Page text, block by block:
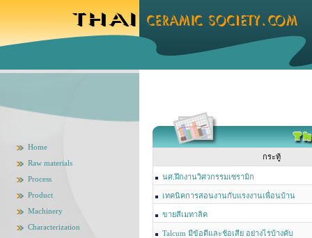
Home
Raw materials
Process
Product
Machinery
Characterization
กระทู้
นศ.ฝึกงานวิศวกรรมเซรามิก
เทคนิคการสอนงานกับแรงงานเพื่อนบ้าน
ขายสีเมทาลิค
Talcum มีข้อดีและช้อเสีย อย่างไรบ้างคับ